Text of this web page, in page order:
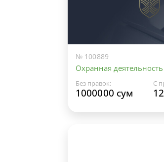
№ 100889
Охранная деятельность
Без правок:
1000000 сум
С